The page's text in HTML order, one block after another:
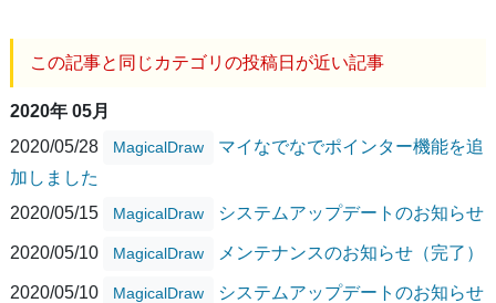
この記事と同じカテゴリの投稿日が近い記事
2020年 05月
2020/05/28
MagicalDraw
マイなでなでポインター機能を追
加しました
2020/05/15
MagicalDraw システムアップデートのお知らせ
2020/05/10 MagicalDraw メンテナンスのお知らせ（完了）
2020/05/10 MagicalDraw システムアップデートのお知らせ